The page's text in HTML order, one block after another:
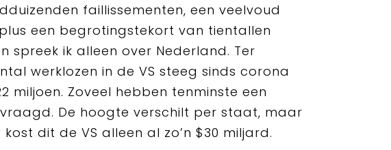
faillissementen, een veelvoud
een begrotingstekort van tientallen
spreek ik alleen over Nederland. Ter
werklozen in de VS steeg sinds corona
miljoen. Zoveel hebben tenminste een
De hoogte verschilt per staat, maar
dit de VS alleen al zo’n $30 miljard.